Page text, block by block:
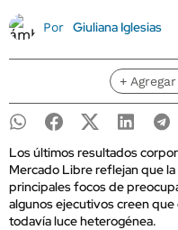
Por Giuliana Iglesias
+
Los últimos resultados
Mercado Libre reflejan que
principales focos de
algunos ejecutivos creen
todavía luce heterogénea.